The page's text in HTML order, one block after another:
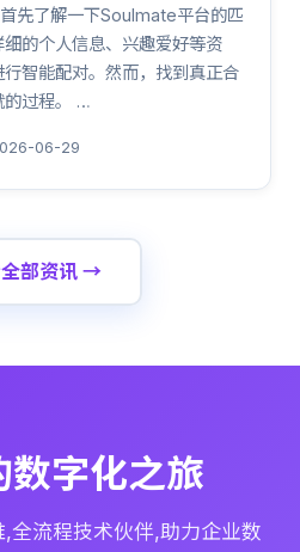
先了解一下Soulmate平台的匹
的个人信息、兴趣爱好等资
智能配对。然而，找到真正合
的过程。 …
06-29
部资讯 →
数字化之旅
全流程技术伙伴,助力企业数